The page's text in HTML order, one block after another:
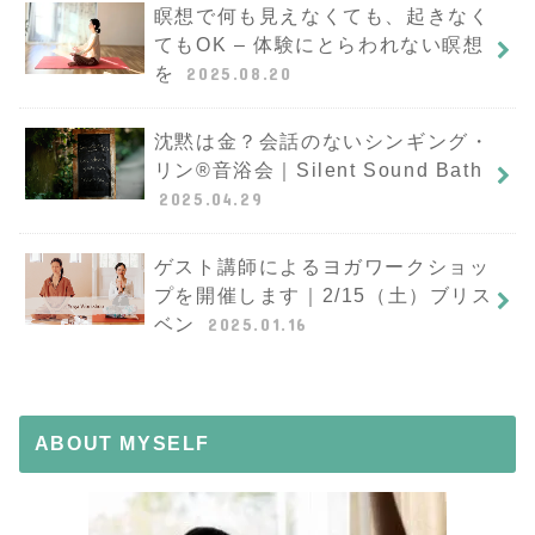
瞑想で何も見えなくても、起きなく
てもOK – 体験にとらわれない瞑想
を
2025.08.20
沈黙は金？会話のないシンギング・
リン®︎音浴会｜Silent Sound Bath
2025.04.29
ゲスト講師によるヨガワークショッ
プを開催します｜2/15（土）ブリス
ベン
2025.01.16
ABOUT MYSELF